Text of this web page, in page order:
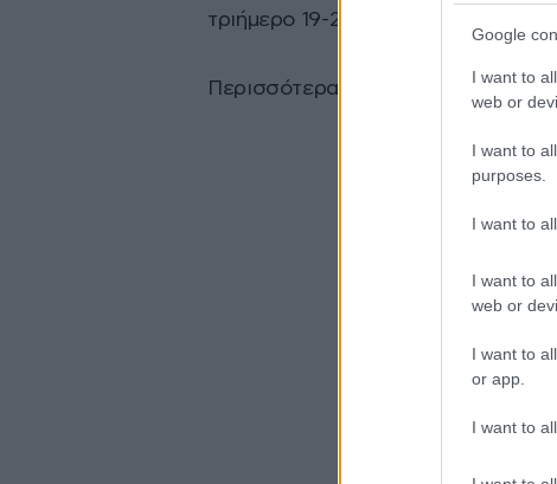
Google
I want to
web or
I want to
purposes.
I want to
I want to
web or
I want to
or app.
I want to
τριήμερο 19-21 Ιουλίου.
Περισσότερα σε λίγο…